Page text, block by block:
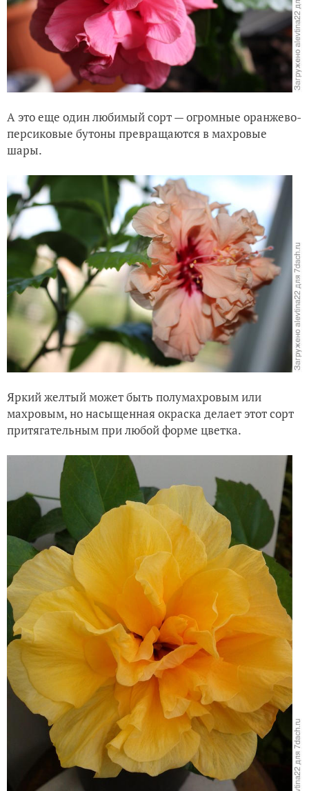
А это еще один любимый сорт — огромные оранжево-
персиковые бутоны превращаются в махровые
шары.
Яркий желтый может быть полумахровым или
махровым, но насыщенная окраска делает этот сорт
притягательным при любой форме цветка.